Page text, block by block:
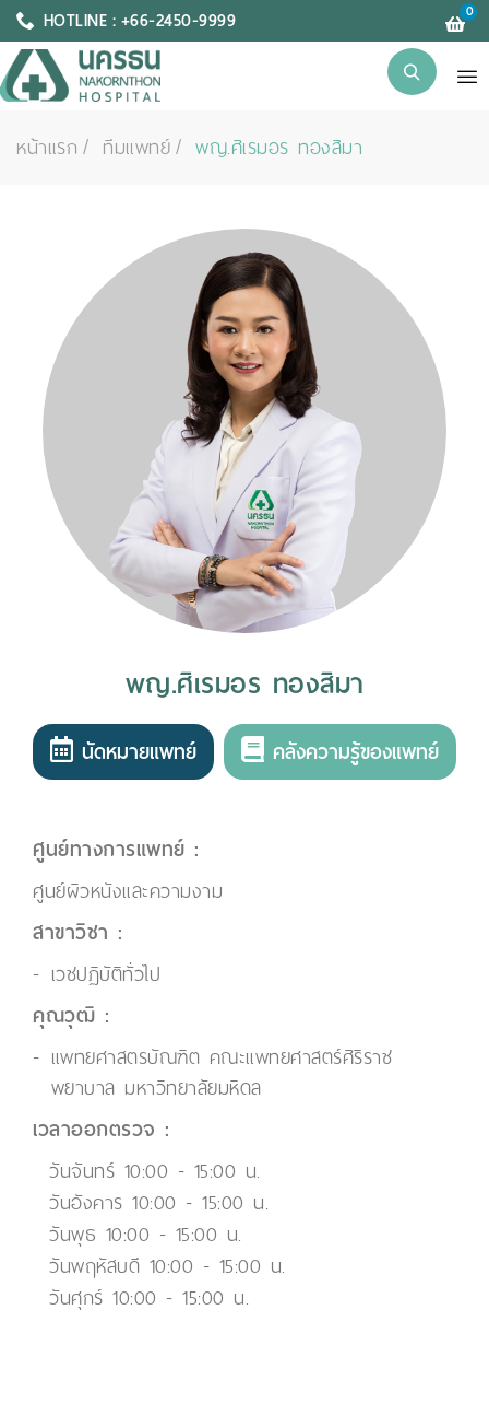
HOTLINE : +66-2450-9999 0
หน้าแรก ทีมแพทย์ พญ.ศิเรมอร ทองสิมา
พญ.ศิเรมอร ทองสิมา
นัดหมายแพทย์ คลังความรู้ของแพทย์
ศูนย์ทางการแพทย์ :
ศูนย์ผิวหนังและความงาม
สาขาวิชา :
เวชปฏิบัติทั่วไป
คุณวุฒิ :
แพทยศาสตรบัณฑิต คณะแพทยศาสตร์ศิริราช
พยาบาล มหาวิทยาลัยมหิดล
เวลาออกตรวจ :
วันจันทร์ 10:00 - 15:00 น.
วันอังคาร 10:00 - 15:00 น.
วันพุธ 10:00 - 15:00 น.
วันพฤหัสบดี 10:00 - 15:00 น.
วันศุกร์ 10:00 - 15:00 น.